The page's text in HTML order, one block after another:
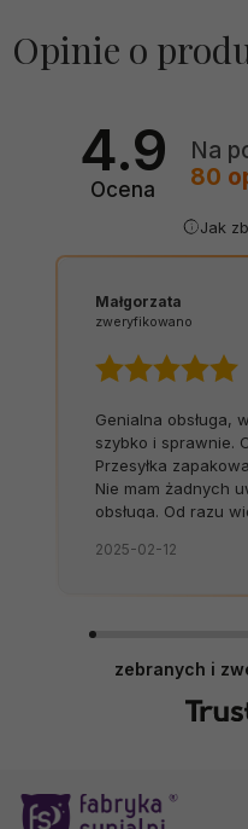
Opinie o
4.9
Ocena
Na
80
Jak
Małgorzata
zweryfikowano
Genialna obsługa,
szybko i sprawnie.
Przesyłka
Nie mam żadnych
obsługa. Od razu
czas, bez zbędnych
2025-02-12
zebranych i